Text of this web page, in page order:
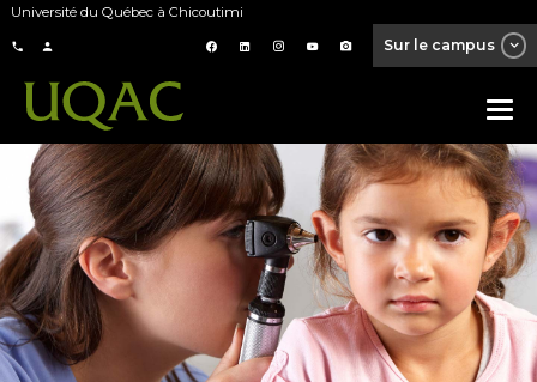
Université du Québec à Chicoutimi
Sur le campus